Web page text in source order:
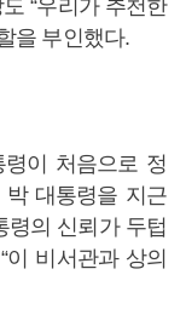
“우리가 추천한
을 부인했다.
이 처음으로 정
박 대통령을 지근
령의 신뢰가 두텁
비서관과 상의